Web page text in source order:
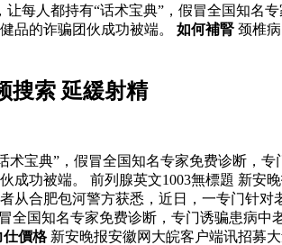
让每人都持有“话术宝典”，假冒全国知
品的诈骗团伙成功被端。 如何補腎 颈椎
搜索 延緩射精
术宝典”，假冒全国知名专家免费诊断
功被端。 前列腺英文1003無標題 新安
合肥包河警方获悉，近日，一专门针对
全国知名专家免费诊断，专门诱骗患病
仕價格新安晚报安徽网大皖客户端讯招募